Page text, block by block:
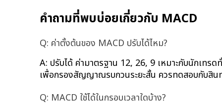
คำถามที่พบบ่อยเกี่ยวกับ MACD
Q: ค่าตั้งต้นของ MACD ปรับได้ไหม?
A: ปรับได้ ค่ามาตรฐาน 12, 26, 9 เหมาะกับนักเทร
เพื่อกรองสัญญาณรบกวนระยะสั้น ควรทดสอบกับสิน
Q: MACD ใช้ได้ในกรอบเวลาใดบ้าง?